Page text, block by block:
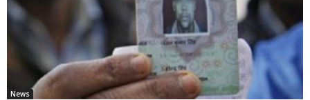
News